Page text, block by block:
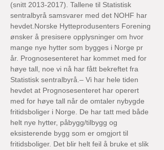
(snitt 2013-2017). Tallene til Statistisk
sentralbyrå samsvarer med det NOHF har
hevdet.Norske Hytteprodusenters Forening
ønsker å presisere opplysninger om hvor
mange nye hytter som bygges i Norge pr
år. Prognosesenteret har kommet med for
høye tall, noe vi nå har fått bekreftet fra
Statistisk sentralbyrå.– Vi har hele tiden
hevdet at Prognosesenteret har operert
med for høye tall når de omtaler nybygde
fritidsboliger i Norge. De har tatt med både
helt nye hytter, påbygg/tilbygg og
eksisterende bygg som er omgjort til
fritidsboliger. Det blir helt feil å bruke et slik